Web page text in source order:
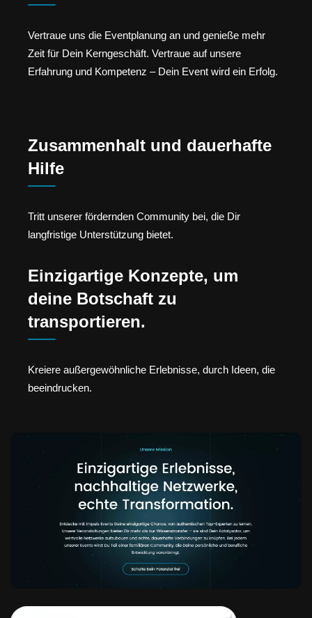
Vertraue uns die Eventplanung an und genieße mehr
Zeit für Dein Kerngeschäft. Vertraue auf unsere
Erfahrung und Kompetenz – Dein Event wird ein Erfolg.
Zusammenhalt und dauerhafte
Hilfe
Tritt unserer fördernden Community bei, die Dir
langfristige Unterstützung bietet.
Einzigartige Konzepte, um
deine Botschaft zu
transportieren.
Kreiere außergewöhnliche Erlebnisse, durch Ideen, die
beeindrucken.